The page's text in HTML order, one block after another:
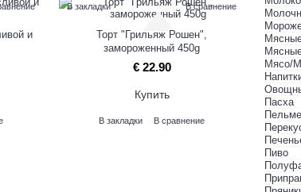
Мясо/
Пасха
Пиво
и
В закладки В сравнение
Торт "Грильяж Рошен",
замороженный 450g
€ 22.90
Купить
В закладки В сравнение